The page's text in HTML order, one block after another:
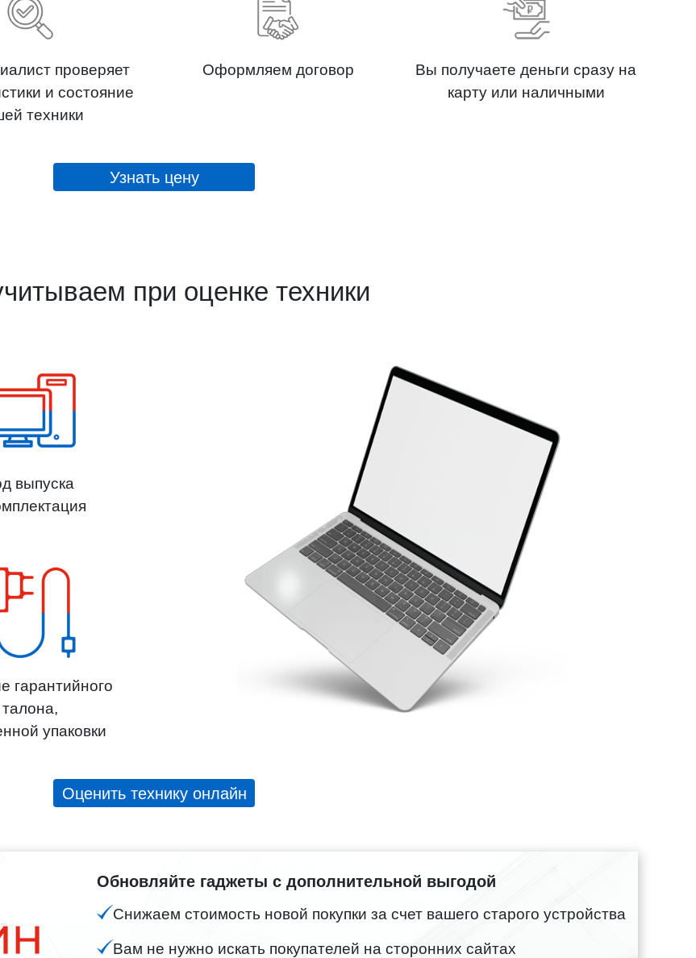
проверяет
и состояние
техники
Оформляем договор
Вы получаете деньги сразу на
карту или наличными
Узнать цену
при оценке техники
выпуска
гарантийного
талона,
упаковки
Оценить технику онлайн
Обновляйте гаджеты с дополнительной выгодой
Снижаем стоимость новой покупки за счет вашего старого устройства
Вам не нужно искать покупателей на сторонних сайтах